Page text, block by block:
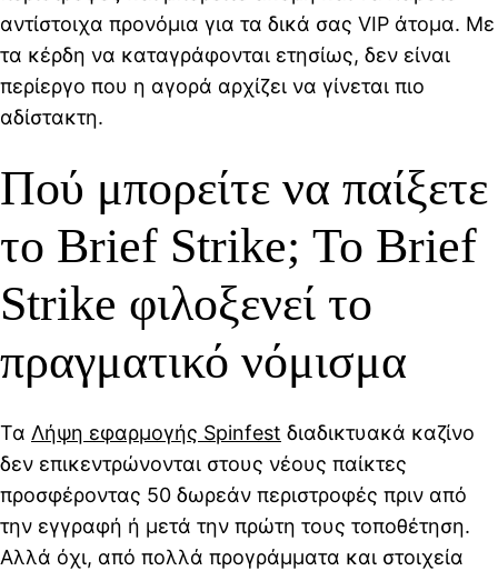
αντίστοιχα προνόμια για τα δικά σας VIP άτομα. Με
τα κέρδη να καταγράφονται ετησίως, δεν είναι
περίεργο που η αγορά αρχίζει να γίνεται πιο
αδίστακτη.
Πού μπορείτε να παίξετε
το Brief Strike; Το Brief
Strike φιλοξενεί το
πραγματικό νόμισμα
Τα Λήψη εφαρμογής Spinfest διαδικτυακά καζίνο
δεν επικεντρώνονται στους νέους παίκτες
προσφέροντας 50 δωρεάν περιστροφές πριν από
την εγγραφή ή μετά την πρώτη τους τοποθέτηση.
Αλλά όχι, από πολλά προγράμματα και στοιχεία